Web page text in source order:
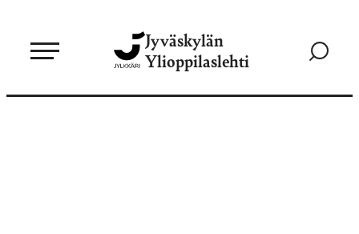
sisältöön
Jyväskylän
Ylioppilaslehti
Siirry